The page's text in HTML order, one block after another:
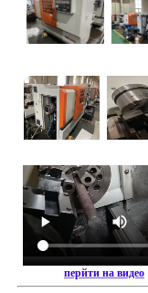
перйти на видео